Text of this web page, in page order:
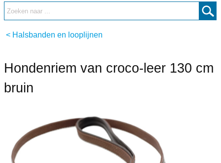
< Halsbanden en looplijnen
Hondenriem van croco-leer 130 cm
bruin